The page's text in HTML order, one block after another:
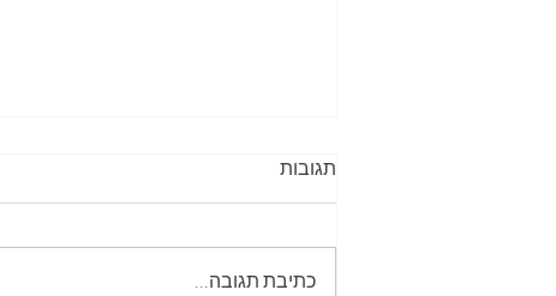
תגובות
כתיבת תגובה...